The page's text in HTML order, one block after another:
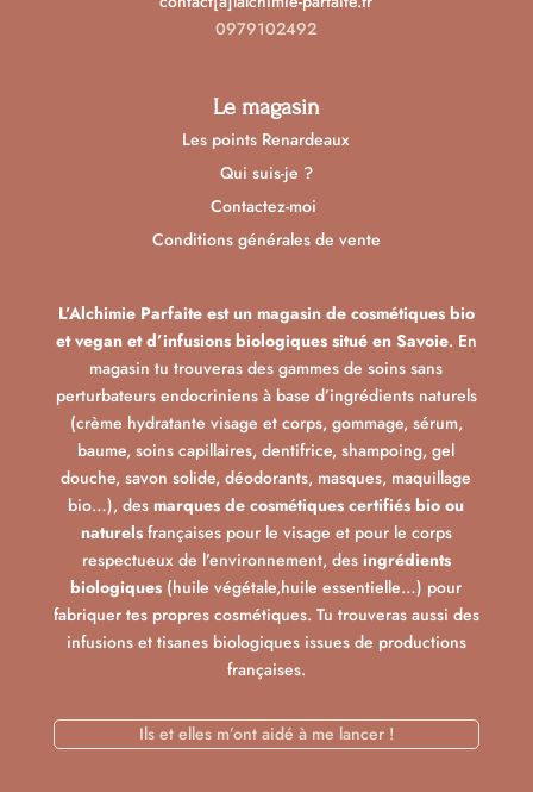
0979102492
Le magasin
Les points Renardeaux
Qui suis-je ?
Contactez-moi
Conditions générales de vente
L’Alchimie Parfaite est un magasin de cosmétiques bio
et vegan et d’infusions biologiques situé en Savoie. En
magasin tu trouveras des gammes de soins sans
perturbateurs endocriniens à base d’ingrédients naturels
(crème hydratante visage et corps, gommage, sérum,
baume, soins capillaires, dentifrice, shampoing, gel
douche, savon solide, déodorants, masques, maquillage
bio…), desmarques de cosmétiques certifiés bio ou
naturelsfrançaises pour le visage et pour le corps
respectueux de l’environnement, des ingrédients
biologiques (huile végétale,huile essentielle…) pour
fabriquer tes propres cosmétiques. Tu trouveras aussi des
infusions et tisanes biologiques issues de productions
françaises.
Ils et elles m’ont aidé à me lancer !